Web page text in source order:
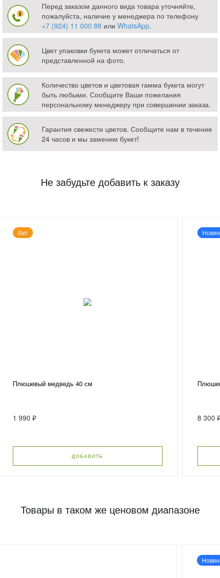
Перед заказом данного вида товара уточняйте,
пожалуйста, наличие у менеджера по телефону
+7 (924) 11 000 88 или WhatsApp.
Цвет упаковки букета может отличаться от
представленной на фото.
Количество цветов и цветовая гамма букета могут
быть любыми. Сообщите Ваши пожелания
персональному менеджеру при совершении заказа.
Гарантия свежести цветов. Сообщите нам в течение
24 часов и мы заменим букет!
Не забудьте добавить к заказу
Хит
Плюшевый медведь 40 см
1 990 ₽
ДОБАВИТЬ
8 300
Товары в таком же ценовом диапазоне